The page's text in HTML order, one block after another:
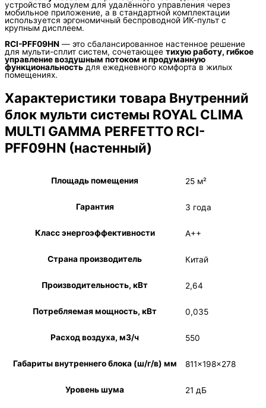
устройство модулем для удалённого управления через
мобильное приложение, а в стандартной комплектации
используется эргономичный беспроводной ИК-пульт с
крупным дисплеем.
RCI-PFF09HN — это сбалансированное настенное решение
для мульти-сплит систем, сочетающее тихую работу, гибкое
управление воздушным потоком и продуманную
функциональность для ежедневного комфорта в жилых
помещениях.
Характеристики товара Внутренний
блок мульти системы ROYAL CLIMA
MULTI GAMMA PERFETTO RCI-
PFF09HN (настенный)
Площадь помещения 25 м²
Гарантия 3 года
Класс энергоэффективности A++
Страна производитель Китай
Производительность, кВт 2,64
Потребляемая мощность, кВт 0,035
Расход воздуха, м3/ч 550
Габариты внутреннего блока (ш/г/в) мм 811×198×278
Уровень шума 21 дБ